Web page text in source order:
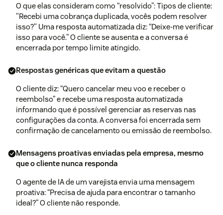
O que elas consideram como “resolvido”: Tipos de cliente:
"Recebi uma cobrança duplicada, vocês podem resolver
isso?" Uma resposta automatizada diz: “Deixe-me verificar
isso para você.” O cliente se ausenta e a conversa é
encerrada por tempo limite atingido.
Respostas genéricas que evitam a questão
O cliente diz: “Quero cancelar meu voo e receber o
reembolso” e recebe uma resposta automatizada
informando que é possível gerenciar as reservas nas
configurações da conta. A conversa foi encerrada sem
confirmação de cancelamento ou emissão de reembolso.
Mensagens proativas enviadas pela empresa, mesmo
que o cliente nunca responda
O agente de IA de um varejista envia uma mensagem
proativa: “Precisa de ajuda para encontrar o tamanho
ideal?” O cliente não responde.